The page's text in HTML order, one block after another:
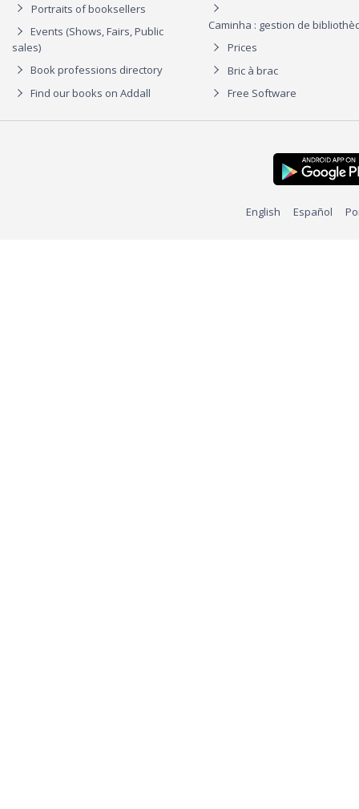
Portraits of booksellers
Events (Shows, Fairs, Public
sales)
Book professions directory
Find our books on Addall
Caminha : gestion de
Prices
Bric à brac
Free Software
English Español